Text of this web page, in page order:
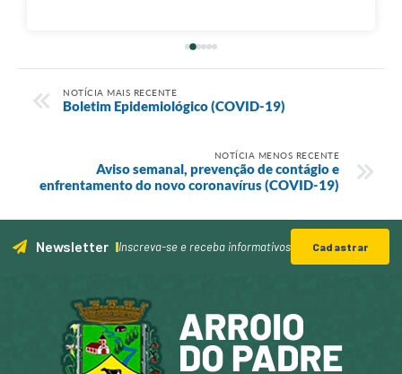
NOTÍCIA MAIS RECENTE
Boletim Epidemiológico (COVID-19)
NOTÍCIA MENOS RECENTE
Aviso semanal, prevenção de contágio e
enfrentamento do novo coronavírus (COVID-19)
Newsletter Inscreva-se e receba informativos Cadastrar